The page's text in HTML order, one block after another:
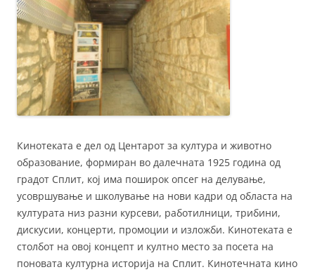
Кинотеката е дел од Центарот за култура и животно
образование, формиран во далечната 1925 година од
градот Сплит, кој има поширок опсег на делување,
усовршување и школување на нови кадри од областа на
културата низ разни курсеви, работилници, трибини,
дискусии, концерти, промоции и изложби. Кинотеката е
столбот на овој концепт и култно место за посета на
поновата културна историја на Сплит. Кинотечната кино